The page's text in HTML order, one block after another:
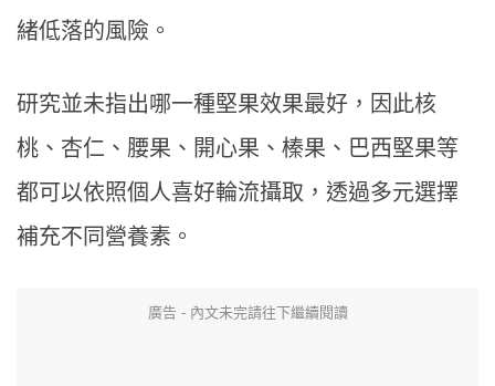
緒低落的風險。
研究並未指出哪一種堅果效果最好，因此核
桃、杏仁、腰果、開心果、榛果、巴西堅果等
都可以依照個人喜好輪流攝取，透過多元選擇
補充不同營養素。
廣告 - 內文未完請往下繼續閱讀